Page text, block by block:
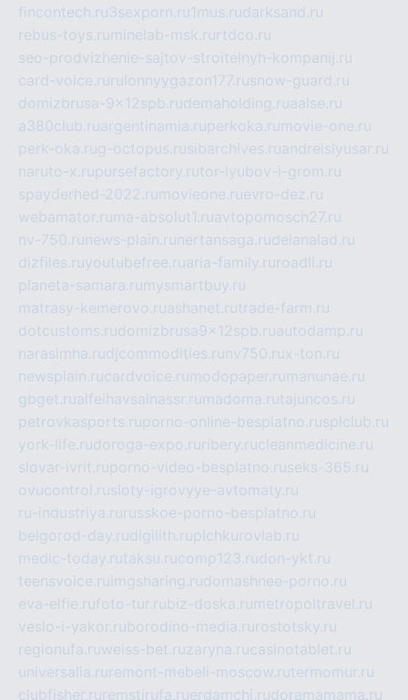
fincontech.ru3sexporn.ru1mus.rudarksand.ru
rebus-toys.ru minelab-msk.ru rtdco.ru
seo-prodvizhenie-sajtov-stroitelnyh-kompanij.ru
card-voice.ru rulonnyygazon177.rusnow-guard.ru
domizbrusa-9x12spb.rudemaholding.ruaalse.ru
a380club.ruargentinamia.ruperkoka.ru movie-one.ru
perk-oka.rug-octopus.rusibarchives.ruandreislyusar.ru
naruto-x.rupursefactory.rutor-lyubov-i-grom.ru
spayderhed-2022.ru movieone.ruevro-dez.ru
webamator.ru ma-absolut1.ruavtopomosch27.ru
nv-750.ru news-plain.ru nertansaga.rudelanalad.ru
dizfiles.ruyoutubefree.ruaria-family.ru roadli.ru
planeta-samara.ru mysmartbuy.ru
matrasy-kemerovo.ruashanet.rutrade-farm.ru
dotcustoms.rudomizbrusa9x12spb.ruautodamp.ru
narasimha.rudjcommodities.ru nv750.rux-ton.ru
newsplain.rucardvoice.ru modopaper.ru manunae.ru
gbget.rualfeihavsalnassr.ru madoma.rutajuncos.ru
petrovkasports.ruporno-online-besplatno.rusplclub.ru
york-life.rudoroga-expo.ru ribery.rucleanmedicine.ru
slovar-ivrit.ruporno-video-besplatno.ruseks-365.ru
ovucontrol.rusloty-igrovyye-avtomaty.ru
ru-industriya.ru russkoe-porno-besplatno.ru
belgorod-day.rudigilith.rupichkurovlab.ru
medic-today.rutaksu.rucomp123.rudon-ykt.ru
teensvoice.ru imgsharing.rudomashnee-porno.ru
eva-elfie.rufoto-tur.rubiz-doska.ru metropoltravel.ru
veslo-i-yakor.ruborodino-media.ru rostotsky.ru
regionufa.ruweiss-bet.ruzaryna.rucasinotablet.ru
universalia.ru remont-mebeli-moscow.rutermomur.ru
clubfisher.ru remstirufa.ruerdamchi.rudoramamama.ru